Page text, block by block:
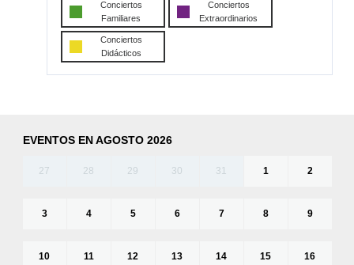
Conciertos
Familiares
Conciertos
Extraordinarios
Conciertos
Didácticos
EVENTOS EN AGOSTO 2026
27 28 29 30 31 1 2
3 4 5 6 7 8 9
10 11 12 13 14 15 16